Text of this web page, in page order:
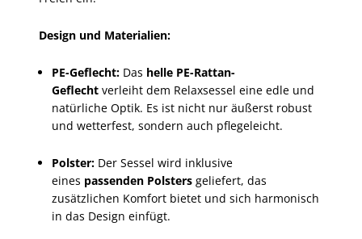
Design und Materialien:
PE-Geflecht: Das helle PE-Rattan-
Geflecht verleiht dem Relaxsessel eine edle und
natürliche Optik. Es ist nicht nur äußerst robust
und wetterfest, sondern auch pflegeleicht.
Polster: Der Sessel wird inklusive
eines passenden Polsters geliefert, das
zusätzlichen Komfort bietet und sich harmonisch
in das Design einfügt.